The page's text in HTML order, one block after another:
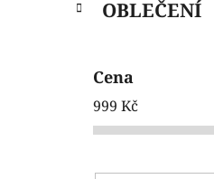
l
OBLEČENÍ
Cena
999 Kč